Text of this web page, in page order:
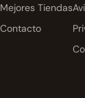
Mejores Tiendas
Contacto